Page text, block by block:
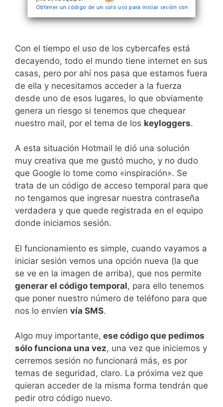
Con el tiempo el uso de los cybercafes está
decayendo, todo el mundo tiene internet en sus
casas, pero por ahí nos pasa que estamos fuera
de ella y necesitamos acceder a la fuerza
desde uno de esos lugares, lo que obviamente
genera un riesgo si tenemos que chequear
nuestro mail, por el tema de los keyloggers.
A esta situación Hotmail le dió una solución
muy creativa que me gustó mucho, y no dudo
que Google lo tome como «inspiración». Se
trata de un código de acceso temporal para que
no tengamos que ingresar nuestra contraseña
verdadera y que quede registrada en el equipo
donde iniciamos sesión.
El funcionamiento es simple, cuando vayamos a
iniciar sesión vemos una opción nueva (la que
se ve en la imagen de arriba), que nos permite
generar el código temporal, para ello tenemos
que poner nuestro número de teléfono para que
nos lo envíen vía SMS.
Algo muy importante, ese código que pedimos
sólo funciona una vez, una vez que iniciemos y
cerremos sesión no funcionará más, es por
temas de seguridad, claro. La próxima vez que
quieran acceder de la misma forma tendrán que
pedir otro código nuevo.